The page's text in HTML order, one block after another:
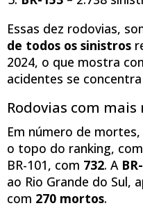
Essas dez rodovias,
de todos os sinistros
2024, o que mostra
acidentes se
Rodovias com
Em número de mortes,
o topo do ranking, com
BR-101, com 732. A
ao Rio Grande do Sul,
com 270 mortos.